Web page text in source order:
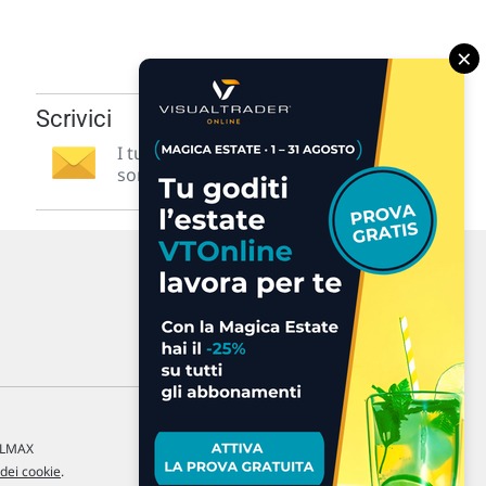
Scrivici
I tuoi suggerimenti per noi
sono preziosi e molto utili! »
cookie.
×